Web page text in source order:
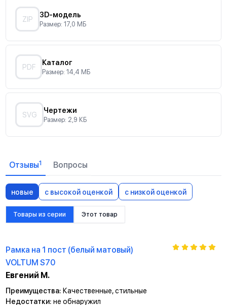
ZIP
3D-модель
Размер: 17,0 МБ
PDF
Каталог
Размер: 14,4 МБ
SVG
Чертежи
Размер: 2,9 КБ
Отзывы1 Вопросы
новые с высокой оценкой с низкой оценкой
Товары из серии Этот товар
Рамка на 1 пост (белый матовый)
VOLTUM S70
Евгений М.
Преимущества: Качественные, стильные
Недостатки: не обнаружил